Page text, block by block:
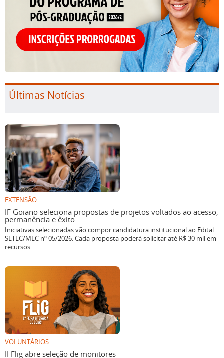
Últimas Notícias
EXTENSÃO
IF Goiano seleciona propostas de projetos voltados ao acesso,
permanência e êxito
Iniciativas selecionadas vão compor candidatura institucional ao Edital
SETEC/MEC nº 05/2026. Cada proposta poderá solicitar até R$ 30 mil em
recursos.
VOLUNTÁRIOS
II Flig abre seleção de monitores